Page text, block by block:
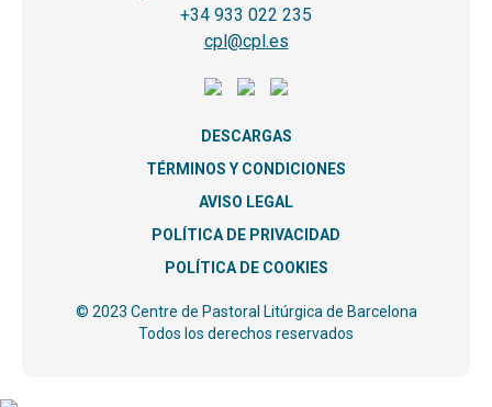
+34 933 022 235
cpl@cpl.es
DESCARGAS
TÉRMINOS Y CONDICIONES
AVISO LEGAL
POLÍTICA DE PRIVACIDAD
POLÍTICA DE COOKIES
© 2023 Centre de Pastoral Litúrgica de Barcelona
Todos los derechos reservados